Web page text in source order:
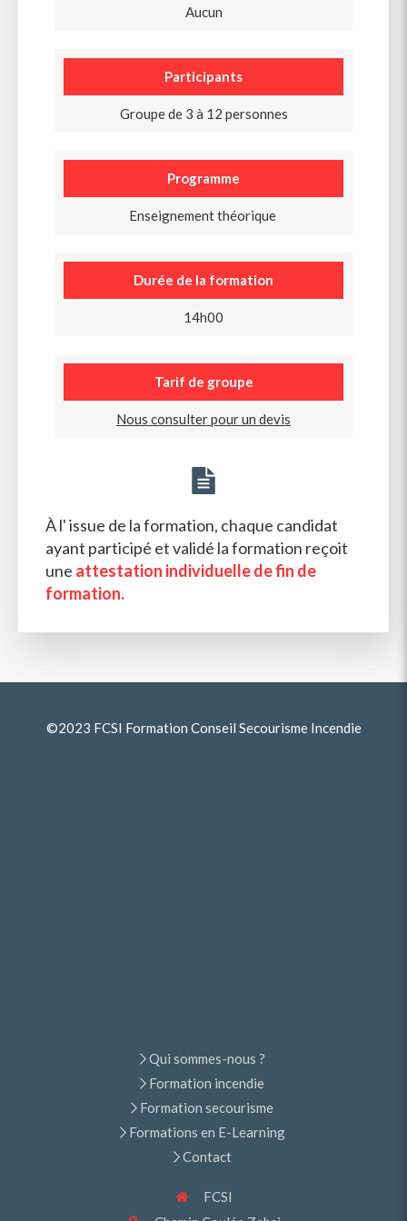
Aucun
Participants
Groupe de 3 à 12 personnes
Programme
Enseignement théorique
Durée de la formation
14h00
Tarif de groupe
Nous consulter pour un devis
À l' issue de la formation, chaque candidat
ayant participé et validé la formation reçoit
une attestation individuelle de fin de
formation.
©2023 FCSI Formation Conseil Secourisme Incendie
Qui sommes-nous ?
Formation incendie
Formation secourisme
Formations en E-Learning
Contact
FCSI